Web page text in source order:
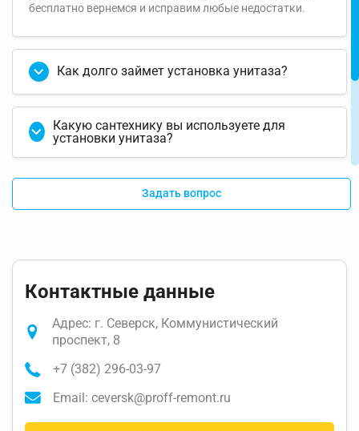
бесплатно вернемся и исправим любые недостатки.
Как долго займет установка унитаза?
Какую сантехнику вы используете для
установки унитаза?
Какая цена на установку и демонтаж
квартире?
Задать вопрос
Контактные данные
Адрес: г. Северск, Коммунистический
проспект, 8
+7 (382) 296-03-97
Email: ceversk@proff-remont.ru